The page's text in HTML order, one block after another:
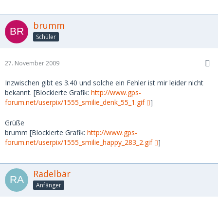
brumm
Schüler
27. November 2009
Inzwischen gibt es 3.40 und solche ein Fehler ist mir leider nicht
bekannt. [Blockierte Grafik: http://www.gps-
forum.net/userpix/1555_smilie_denk_55_1.gif
]
Grüße
brumm [Blockierte Grafik: http://www.gps-
forum.net/userpix/1555_smilie_happy_283_2.gif
]
Radelbär
Anfänger